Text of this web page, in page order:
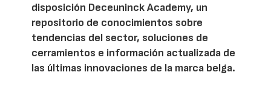
disposición Deceuninck Academy, un
repositorio de conocimientos sobre
tendencias del sector, soluciones de
cerramientos e información actualizada de
las últimas innovaciones de la marca belga.